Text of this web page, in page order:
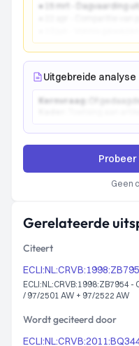
● 15 mrt - Dagvaarding
Uitgebreide analyse
Kernvraag:
Probeer
Geen
Gerelateerde
Citeert
ECLI:NL:CRVB:1998:ZB7954
/ 97/2501 AW + 97/2522 AW
Wordt geciteerd door